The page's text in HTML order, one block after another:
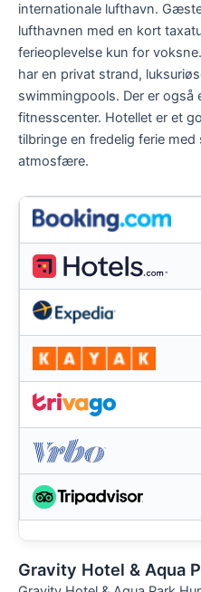
internationale lufthavn.
lufthavnen med en kort
ferieoplevelse kun for
har en privat strand,
swimmingpools. Der er også
fitnesscenter. Hotellet er et
tilbringe en fredelig ferie
atmosfære.
Gravity Hotel & Aqua